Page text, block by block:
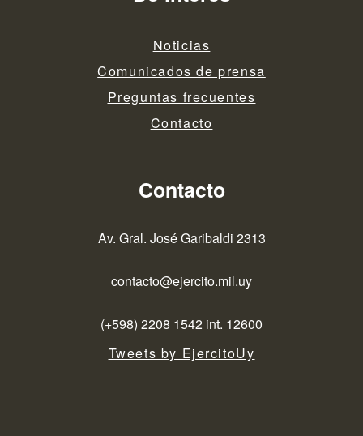
Noticias
Comunicados de prensa
Preguntas frecuentes
Contacto
Contacto
Av. Gral. José Garibaldi 2313
contacto@ejercito.mil.uy
(+598) 2208 1542 int. 12600
Tweets by EjercitoUy